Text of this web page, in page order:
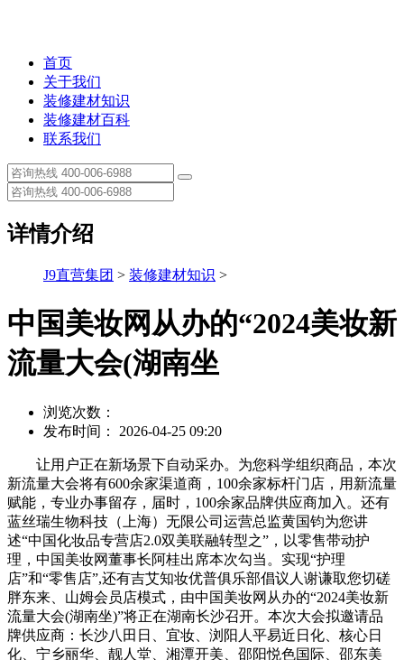
首页
关于我们
装修建材知识
装修建材百科
联系我们
详情介绍
J9直营集团 > 装修建材知识 >
中国美妆网从办的“2024美妆新
流量大会(湖南坐
浏览次数：
发布时间： 2026-04-25 09:20
让用户正在新场景下自动采办。为您科学组织商品，本次
新流量大会将有600余家渠道商，100余家标杆门店，用新流量
赋能，专业办事留存，届时，100余家品牌供应商加入。还有
蓝丝瑞生物科技（上海）无限公司运营总监黄国钧为您讲
述“中国化妆品专营店2.0双美联融转型之”，以零售带动护
理，中国美妆网董事长阿桂出席本次勾当。实现“护理
店”和“零售店”,还有吉艾知妆优普俱乐部倡议人谢谦取您切磋
胖东来、山姆会员店模式，由中国美妆网从办的“2024美妆新
流量大会(湖南坐)”将正在湖南长沙召开。本次大会拟邀请品
牌供应商：长沙八田日、宜妆、浏阳人平易近日化、核心日
化、宁乡丽华、靓人堂、湘潭开美、邵阳悦色国际、邵东美